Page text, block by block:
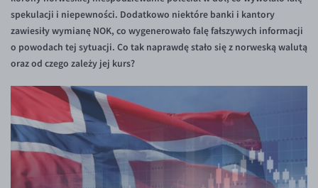
Inne pary walutowe
AUD/PLN
BGN/PLN
CNY/PLN
HKD/PLN
HUF/PLN
ILS/PLN
Aplikacja mobilna
Bezpieczeństwo
Pomoc
Konto i opłaty
Wymiana walut
Banki i przelewy
Poradnik
KONTAKT
Kontakt
PL
spekulacji i niepewności. Dodatkowo niektóre banki i kantory
zawiesiły wymianę NOK, co wygenerowało falę fałszywych informacji
o powodach tej sytuacji. Co tak naprawdę stało się z norweską walutą
oraz od czego zależy jej kurs?